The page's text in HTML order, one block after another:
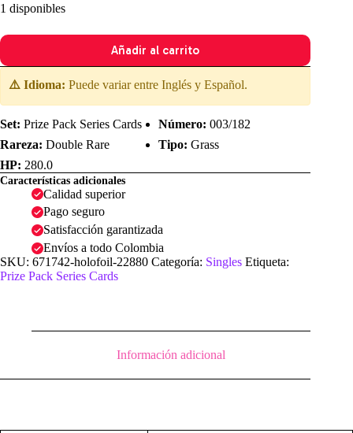
1 disponibles
Añadir al carrito
⚠️ Idioma: Puede variar entre Inglés y Español.
Set: Prize Pack Series Cards Número: 003/182
Rareza: Double Rare Tipo: Grass
HP: 280.0
Características adicionales
Calidad superior
Pago seguro
Satisfacción garantizada
Envíos a todo Colombia
SKU: 671742-holofoil-22880 Categoría: Singles Etiqueta:
Prize Pack Series Cards
Información adicional